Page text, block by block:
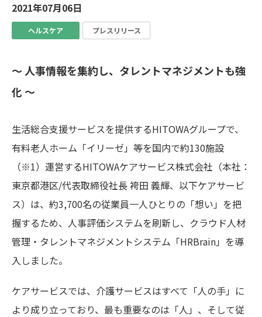
2021年07月06日
ヘルスケア プレスリリース
～ 人事情報を集約し、タレントマネジメントも強
化 ～
生活総合支援サービスを提供するHITOWAグループで、
有料老人ホーム「イリーゼ」等を国内で約130施設
（※1）運営するHITOWAケアサービス株式会社（本社：
東京都港区/代表取締役社長 袴田 義輝、以下ケアサービ
ス）は、約3,700名の従業員一人ひとりの「想い」を把
握するため、人事評価システムを刷新し、クラウド人材
管理・タレントマネジメントシステム「HRBrain」を導
入しました。
ケアサービスでは、介護サービスはすべて「人の手」に
より成り立っており、最も重要なのは「人」、そして従